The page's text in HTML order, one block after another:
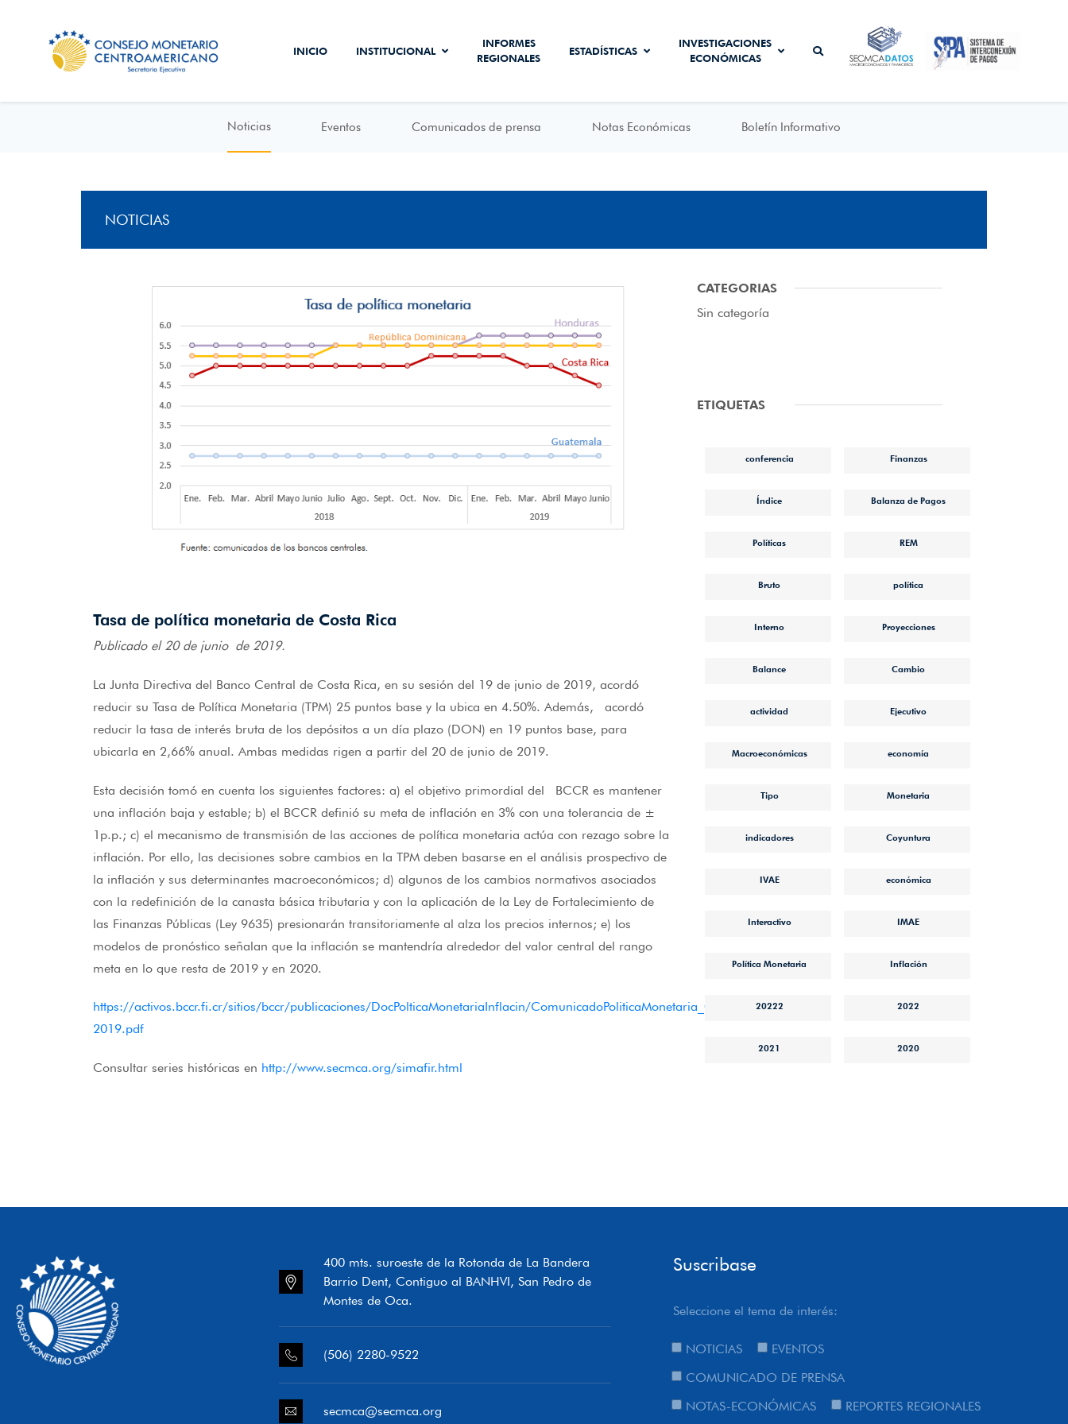
INICIO INSTITUCIONAL
INFORMES
REGIONALES
ESTADÍSTICAS
INVESTIGACIONES
ECONÓMICAS
SECMCA
DATOS
SISTEMA DE
INTERCONEXIÓN
DE PAGOS
Noticias Eventos Comunicados de prensa Notas Económicas Boletín Informativo
NOTICIAS
Tasa de política monetaria de Costa Rica
Publicado el 20 de junio de 2019.
La Junta Directiva del Banco Central de Costa Rica, en su sesión del 19 de junio de 2019, acordó
reducir su Tasa de Política Monetaria (TPM) 25 puntos base y la ubica en 4.50%. Además, acordó
reducir la tasa de interés bruta de los depósitos a un día plazo (DON) en 19 puntos base, para
ubicarla en 2,66% anual. Ambas medidas rigen a partir del 20 de junio de 2019.
Esta decisión tomó en cuenta los siguientes factores: a) el objetivo primordial del BCCR es mantener
una inflación baja y estable; b) el BCCR definió su meta de inflación en 3% con una tolerancia de ±
1p.p.; c) el mecanismo de transmisión de las acciones de política monetaria actúa con rezago sobre la
inflación. Por ello, las decisiones sobre cambios en la TPM deben basarse en el análisis prospectivo de
la inflación y sus determinantes macroeconómicos; d) algunos de los cambios normativos asociados
con la redefinición de la canasta básica tributaria y con la aplicación de la Ley de Fortalecimiento de
las Finanzas Públicas (Ley 9635) presionarán transitoriamente al alza los precios internos; e) los
modelos de pronóstico señalan que la inflación se mantendría alrededor del valor central del rango
meta en lo que resta de 2019 y en 2020.
https://activos.bccr.fi.cr/sitios/bccr/publicaciones/DocPolticaMonetariaInflacin/ComunicadoPoliticaMonetaria_06-
2019.pdf
Consultar series históricas en http://www.secmca.org/simafir.html
CATEGORIAS
Sin categoría
ETIQUETAS
conferencia Finanzas
Índice Balanza de Pagos
Políticas REM
Bruto política
Interno Proyecciones
Balance Cambio
actividad Ejecutivo
Macroeconómicas economía
Tipo Monetaria
indicadores Coyuntura
IVAE económica
Interactivo IMAE
Política Monetaria Inflación
20222 2022
2021 2020
400 mts. suroeste de la Rotonda de La Bandera
Barrio Dent, Contiguo al BANHVI, San Pedro de
Montes de Oca.
(506) 2280-9522
secmca@secmca.org
Suscribase
Seleccione el tema de interés:
NOTICIAS
EVENTOS
COMUNICADO DE PRENSA
NOTAS-ECONÓMICAS
REPORTES REGIONALES